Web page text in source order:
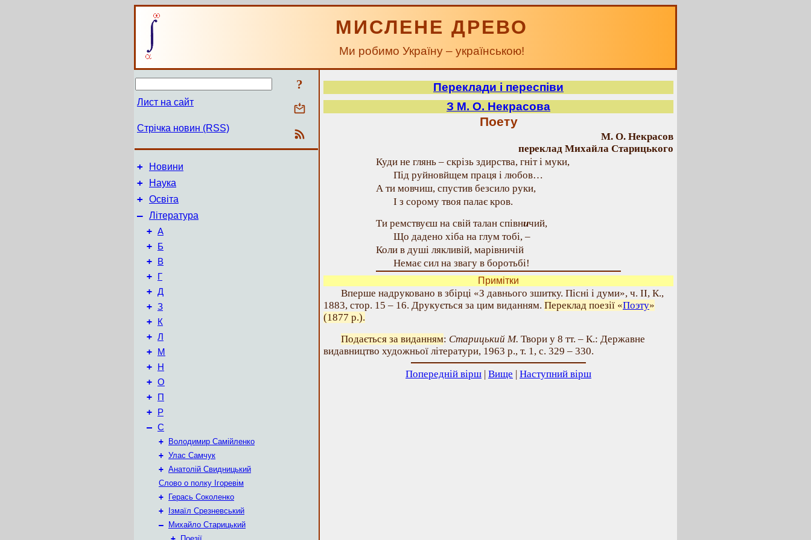
МИСЛЕНЕ ДРЕВО
Ми робимо Україну – українською!
?
Лист на сайт
Стрічка новин (RSS)
+ Новини
+ Наука
+ Освіта
– Література
+ А
+ Б
+ В
+ Г
+ Д
+ З
+ К
+ Л
+ М
+ Н
+ О
+ П
+ Р
– С
+
Володимир Самійленко
+ Улас Самчук
+ Анатолій Свидницький
Слово о полку Ігоревім
+
Герась Соколенко
+
Ізмаїл Срезневський
–
Михайло Старицький
Переклади і переспіви
З М. О. Некрасова
Поету
М. О. Некрасов
переклад Михайла Старицького
Куди не глянь – скрізь здирства, гніт і муки,
Під руйновйщем праця і любов…
А ти мовчиш, спустив безсило руки,
І з сорому твоя палає кров.
Ти ремствуєш на свій талан співничий,
Що дадено хіба на глум тобі, –
Коли в душі лякливій, марівничій
Немає сил на звагу в боротьбі!
Примітки
Вперше надруковано в збірці «З давнього зшитку. Пісні і думи», ч. II, К.,
1883, стор. 15 – 16. Друкується за цим виданням. Переклад поезії «Поэту»
(1877 р.).
Подається за виданням: Старицький М. Твори у 8 тт. – К.: Державне
видавництво художньої літератури, 1963 р., т. 1, с. 329 – 330.
Попередній вірш | Вище | Наступний вірш